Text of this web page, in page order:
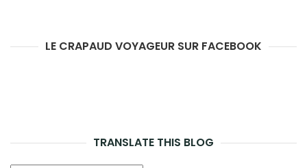
LE CRAPAUD VOYAGEUR SUR FACEBOOK
TRANSLATE THIS BLOG